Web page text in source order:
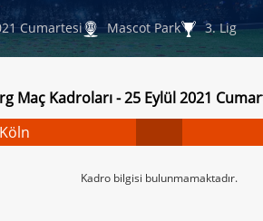
Cumartesi Mascot Park 3. Lig
Maç Kadroları - 25 Eylül 2021
Kadro bilgisi bulunmamaktadır.